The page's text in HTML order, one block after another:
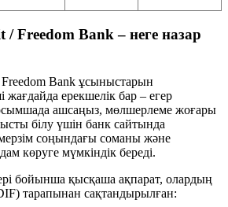
Freedom Bank – неге назар
Bank ұсыныстарын
жағдайда ерекшелік бар – егер
ашсаңыз, мөлшерлеме жоғары
білу үшін банк сайтында
соңындағы соманы және
көруге мүмкіндік береді.
бойынша қысқаша ақпарат, олардың
тарапынан сақтандырылған: